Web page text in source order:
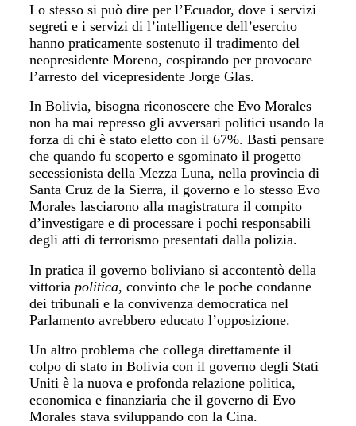
Lo stesso si può dire per l’Ecuador, dove i servizi
segreti e i servizi di l’intelligence dell’esercito
hanno praticamente sostenuto il tradimento del
neopresidente Moreno, cospirando per provocare
l’arresto del vicepresidente Jorge Glas.
In Bolivia, bisogna riconoscere che Evo Morales
non ha mai represso gli avversari politici usando la
forza di chi è stato eletto con il 67%. Basti pensare
che quando fu scoperto e sgominato il progetto
secessionista della Mezza Luna, nella provincia di
Santa Cruz de la Sierra, il governo e lo stesso Evo
Morales lasciarono alla magistratura il compito
d’investigare e di processare i pochi responsabili
degli atti di terrorismo presentati dalla polizia.
In pratica il governo boliviano si accontentò della
vittoria politica, convinto che le poche condanne
dei tribunali e la convivenza democratica nel
Parlamento avrebbero educato l’opposizione.
Un altro problema che collega direttamente il
colpo di stato in Bolivia con il governo degli Stati
Uniti è la nuova e profonda relazione politica,
economica e finanziaria che il governo di Evo
Morales stava sviluppando con la Cina.